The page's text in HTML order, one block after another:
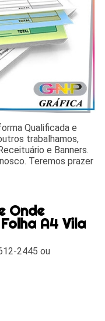
Qualificada e
trabalhamos,
e Banners.
Teremos prazer
Onde
A4 Vila
2445 ou